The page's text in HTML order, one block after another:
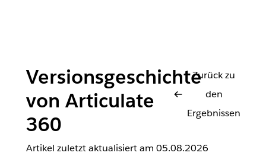
Versionsgeschichte
von Articulate
360
Zurück zu
den
Ergebnissen
Artikel zuletzt aktualisiert am 05.08.2026